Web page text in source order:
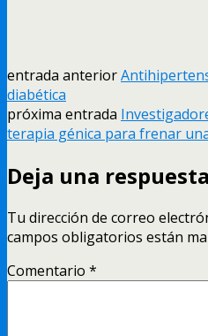
entrada anterior
diabética
próxima entrada
terapia génica para frenar
Deja una respuesta
Tu dirección de correo
campos obligatorios están
Comentario *